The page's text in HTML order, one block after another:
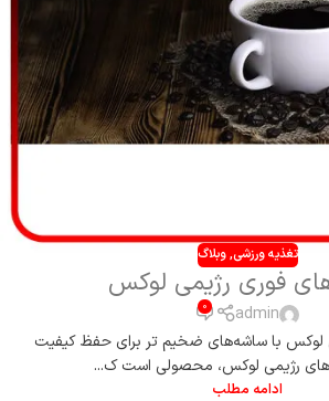
تغذیه ورزشی,وبلاگ
فوری رژیمی لوکس
admin
0
لوکس با ساشه‌های ضخیم تر برای حفظ کیفیت
های رژیمی لوکس، محصولی است ک...
ادامه مطلب